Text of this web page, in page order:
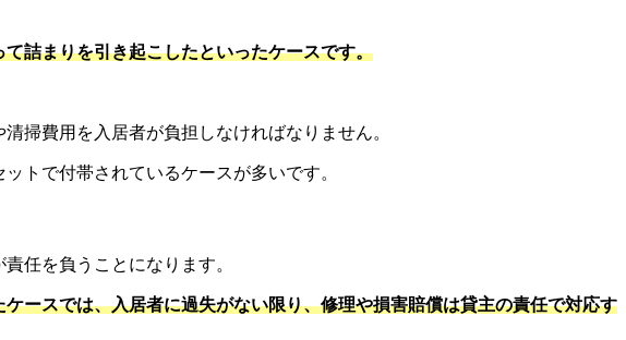
詰まりを引き起こしたといったケースです。
掃費用を入居者が負担しなければなりません。
トで付帯されているケースが多いです。
任を負うことになります。
ースでは、入居者に過失がない限り、修理や損害賠償は貸主の責任で対応す